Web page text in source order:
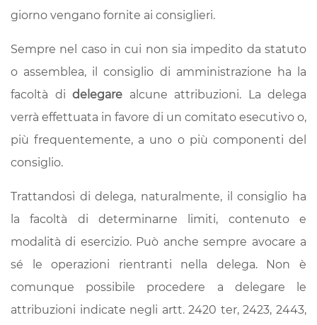
giorno vengano fornite ai consiglieri.
Sempre nel caso in cui non sia impedito da statuto
o assemblea, il consiglio di amministrazione ha la
facoltà di delegare alcune attribuzioni. La delega
verrà effettuata in favore di un comitato esecutivo o,
più frequentemente, a uno o più componenti del
consiglio.
Trattandosi di delega, naturalmente, il consiglio ha
la facoltà di determinarne limiti, contenuto e
modalità di esercizio. Può anche sempre avocare a
sé le operazioni rientranti nella delega. Non è
comunque possibile procedere a delegare le
attribuzioni indicate negli artt. 2420 ter, 2423, 2443,